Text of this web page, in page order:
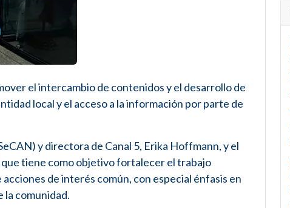
el intercambio de contenidos y el desarrollo de
local y el acceso a la información por parte de
y directora de Canal 5, Erika Hoffmann, y el
tiene como objetivo fortalecer el trabajo
de interés común, con especial énfasis en
la comunidad.